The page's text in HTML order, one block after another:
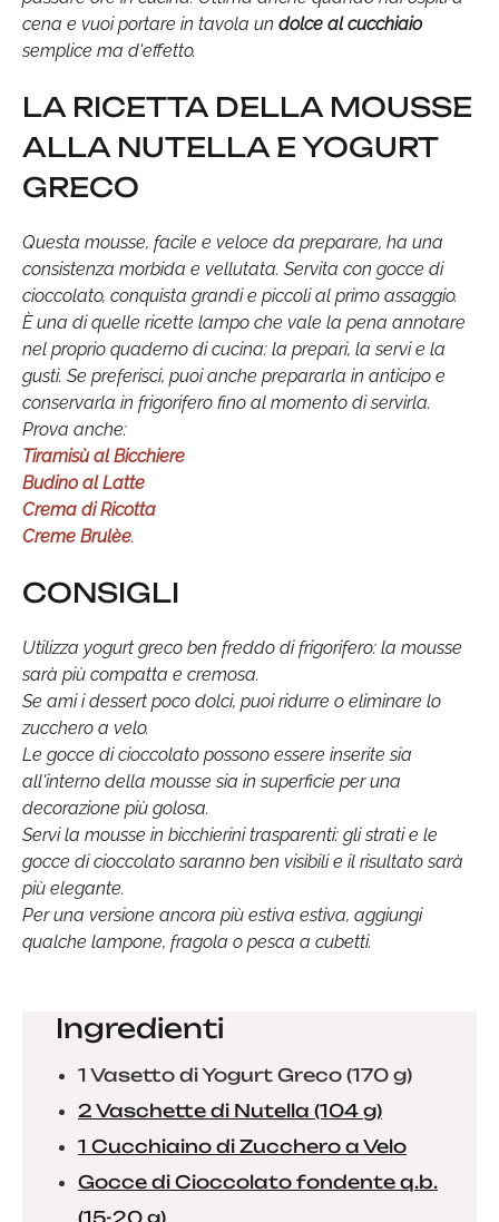
cena e vuoi portare in tavola un dolce al cucchiaio
semplice ma d'effetto.
LA RICETTA DELLA MOUSSE
ALLA NUTELLA E YOGURT
GRECO
Questa mousse, facile e veloce da preparare, ha una
consistenza morbida e vellutata. Servita con gocce di
cioccolato, conquista grandi e piccoli al primo assaggio.
È una di quelle ricette lampo che vale la pena annotare
nel proprio quaderno di cucina: la prepari, la servi e la
gusti. Se preferisci, puoi anche prepararla in anticipo e
conservarla in frigorifero fino al momento di servirla.
Prova anche:
Tiramisù al Bicchiere
Budino al Latte
Crema di Ricotta
Creme Brulèe.
CONSIGLI
Utilizza yogurt greco ben freddo di frigorifero: la mousse
sarà più compatta e cremosa.
Se ami i dessert poco dolci, puoi ridurre o eliminare lo
zucchero a velo.
Le gocce di cioccolato possono essere inserite sia
all'interno della mousse sia in superficie per una
decorazione più golosa.
Servi la mousse in bicchierini trasparenti: gli strati e le
gocce di cioccolato saranno ben visibili e il risultato sarà
più elegante.
Per una versione ancora più estiva estiva, aggiungi
qualche lampone, fragola o pesca a cubetti.
Ingredienti
1 Vasetto di Yogurt Greco (170 g)
2 Vaschette di Nutella (104 g)
1 Cucchiaino di Zucchero a Velo
Gocce di Cioccolato fondente q.b.
(15-20 g)